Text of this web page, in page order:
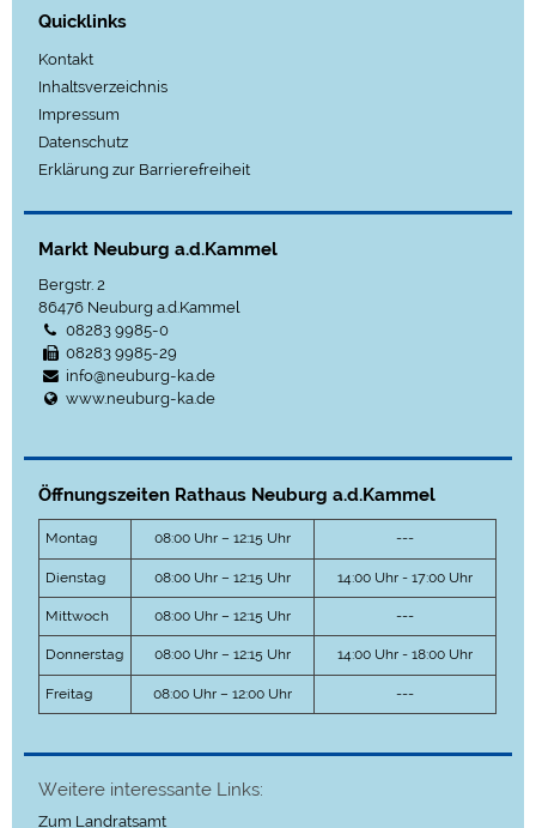
Quicklinks
Kontakt
Inhaltsverzeichnis
Impressum
Datenschutz
Erklärung zur Barrierefreiheit
Markt Neuburg a.d.Kammel
Bergstr. 2
86476 Neuburg a.d.Kammel
08283 9985-0
08283 9985-29
info@neuburg-ka.de
www.neuburg-ka.de
Öffnungszeiten Rathaus Neuburg a.d.Kammel
Montag 08:00 Uhr – 12:15 Uhr ---
Dienstag 08:00 Uhr – 12:15 Uhr 14:00 Uhr - 17:00 Uhr
Mittwoch 08:00 Uhr – 12:15 Uhr ---
Donnerstag 08:00 Uhr – 12:15 Uhr 14:00 Uhr - 18:00 Uhr
Freitag 08:00 Uhr – 12:00 Uhr ---
Weitere interessante Links:
Zum Landratsamt